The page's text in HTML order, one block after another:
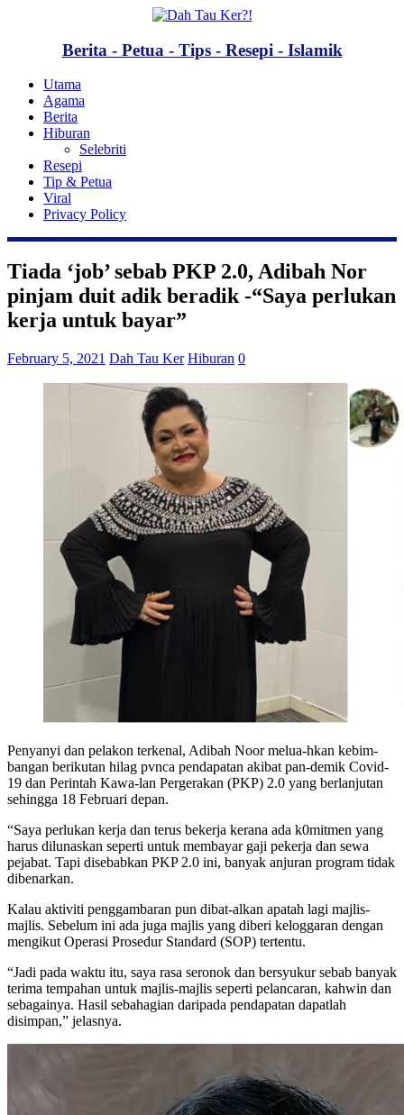
Berita - Petua - Tips - Resepi - Islamik
Utama
Agama
Berita
Hiburan
Selebriti
Resepi
Tip & Petua
Viral
Privacy Policy
Tiada ‘job’ sebab PKP 2.0, Adibah Nor
pinjam duit adik beradik -“Saya perlukan
kerja untuk bayar”
February 5, 2021 Dah Tau Ker Hiburan 0
Penyanyi dan pelakon terkenal, Adibah Noor melua-hkan kebim-
bangan berikutan hilag pvnca pendapatan akibat pan-demik Covid-
19 dan Perintah Kawa-lan Pergerakan (PKP) 2.0 yang berlanjutan
sehingga 18 Februari depan.
“Saya perlukan kerja dan terus bekerja kerana ada k0mitmen yang
harus dilunaskan seperti untuk membayar gaji pekerja dan sewa
pejabat. Tapi disebabkan PKP 2.0 ini, banyak anjuran program tidak
dibenarkan.
Kalau aktiviti penggambaran pun dibat-alkan apatah lagi majlis-
majlis. Sebelum ini ada juga majlis yang diberi keloggaran dengan
mengikut Operasi Prosedur Standard (SOP) tertentu.
“Jadi pada waktu itu, saya rasa seronok dan bersyukur sebab banyak
terima tempahan untuk majlis-majlis seperti pelancaran, kahwin dan
sebagainya. Hasil sebahagian daripada pendapatan dapatlah
disimpan,” jelasnya.